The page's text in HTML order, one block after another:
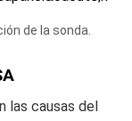
de la sonda.
las causas del